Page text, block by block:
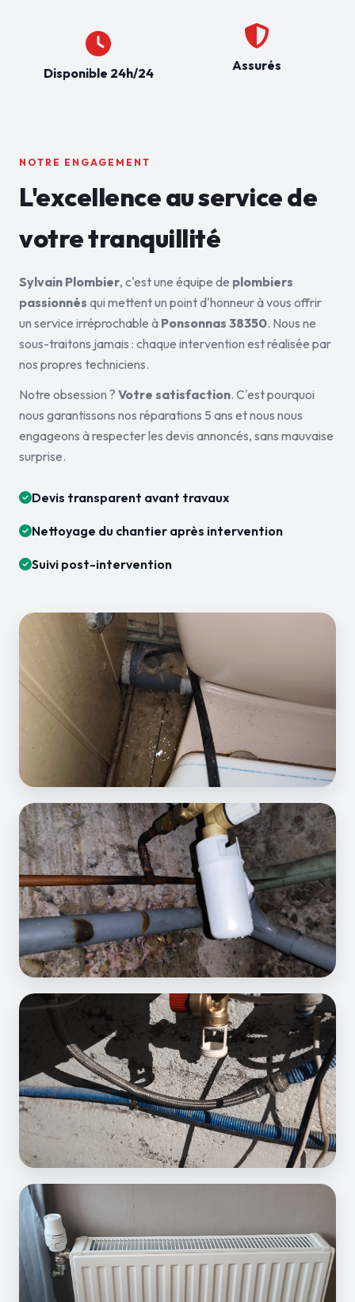
Disponible 24h/24 Assurés
NOTRE ENGAGEMENT
L'excellence au service de
votre tranquillité
Sylvain Plombier, c'est une équipe de plombiers
passionnés qui mettent un point d'honneur à vous offrir
un service irréprochable à Ponsonnas 38350. Nous ne
sous-traitons jamais : chaque intervention est réalisée par
nos propres techniciens.
Notre obsession ? Votre satisfaction. C'est pourquoi
nous garantissons nos réparations 5 ans et nous nous
engageons à respecter les devis annoncés, sans mauvaise
surprise.
Devis transparent avant travaux
Nettoyage du chantier après intervention
Suivi post-intervention